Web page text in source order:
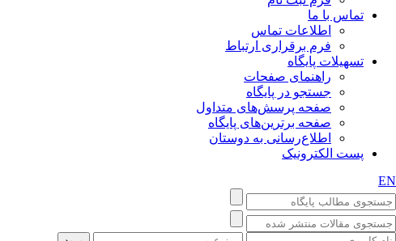
تماس با ما
اطلاعات تماس
فرم برقراری ارتباط
تسهیلات پایگاه
راهنمای صفحات
جستجو در پایگاه
صفحه پرسش‌های متداول
صفحه برترین‌های پایگاه
اطلاع‌رسانی به دوستان
پست الکترونیک
EN